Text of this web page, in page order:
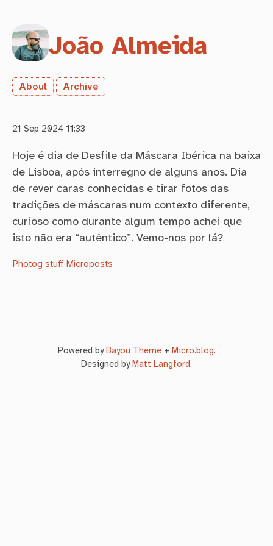
João Almeida
About Archive
21 Sep 2024 11:33
Hoje é dia de Desfile da Máscara Ibérica na baixa
de Lisboa, após interregno de alguns anos. Dia
de rever caras conhecidas e tirar fotos das
tradições de máscaras num contexto diferente,
curioso como durante algum tempo achei que
isto não era “autêntico”. Vemo-nos por lá?
Photog stuff Microposts
Powered byBayou Theme+ Micro.blog.
Designed byMatt Langford.